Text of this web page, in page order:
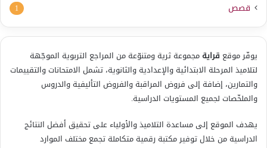
قصص 1
يوفّر موقع قرايةمجموعة ثرية ومتنوّعة من المراجع التربوية الموجّهة
لتلاميذ المرحلة الابتدائية والإعدادية والثانوية، تشمل الامتحانات والتقييمات
والتمارين، إضافة إلى فروض المراقبة والفروض التأليفية والدروس
والملخّصات لجميع المستويات الدراسية.
يهدف الموقع إلى مساعدة التلاميذ والأولياء على تحقيق أفضل النتائج
الدراسية من خلال توفير مكتبة رقمية متكاملة تجمع مختلف الموارد